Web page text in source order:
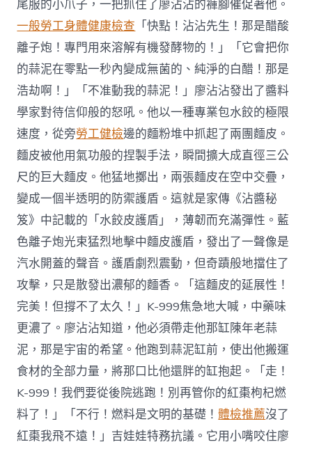
尾服的小爪子，一把抓住了廖沾沾的褲腳催促著他。
一般勞工身體健康檢查 「快點！沾沾先生！那是醋酸
離子炮！專門用來溶解有機發酵物的！」「它會把你
的蒜泥在零點一秒內變成無菌的、純淨的白醋！那是
浩劫啊！」「不准動我的蒜泥！」廖沾沾發出了醬料
學家對待信仰般的怒吼。他以一種專業包水餃的極限
速度，從旁勞工健檢邊的麵粉堆中抓起了兩團麵皮。
麵皮被他用氣功般的捏製手法，瞬間擴大成直徑三公
尺的巨大麵皮。他猛地擲出，兩張麵皮在空中交疊，
變成一個半透明的防禦護盾。這就是家傳《沾醬秘
笈》中記載的「水餃皮護盾」，薄韌而充滿彈性。藍
色離子炮光束猛烈地擊中麵皮護盾，發出了一聲像是
汽水開蓋的聲音。護盾劇烈震動，但奇蹟般地擋住了
攻擊，只是散發出濃郁的麵香。「這麵皮的延展性！
完美！但撐不了太久！」K-999焦急地大喊，中藥味
更濃了。廖沾沾知道，他必須帶走他那缸陳年老蒜
泥，那是宇宙的希望。他跑到蒜泥缸前，使出他搬運
食材的全部力量，將那口比他還胖的缸抱起。「走！
K-999！我們要從後院逃跑！別再管你的紅棗枸杞燃
料了！」「不行！燃料是文明的基礎！體檢推薦沒了
紅棗我飛不遠！」吉娃娃特務抗議。它用小嘴咬住廖